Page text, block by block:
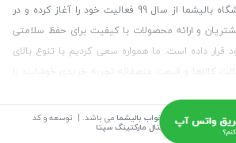
مشتریات عزیز است. فروشگاه بالیشما از سال 99 فعالیت خود را آغاز کرده و در
و ارائه محصولات با کیفیت برای حفظ سلامتی
قرار داده است. ما همواره سعی کردیم با تنوع بالای
کالاها و قیمت منصفانه تجربه خریدی خوشایند را
تماس باشید.
بهفروشگاه کالای خواب بالیشما می باشد. | توسعه و کد
و اجرا:آژانس دیجیتال مارکتینگ سپتا